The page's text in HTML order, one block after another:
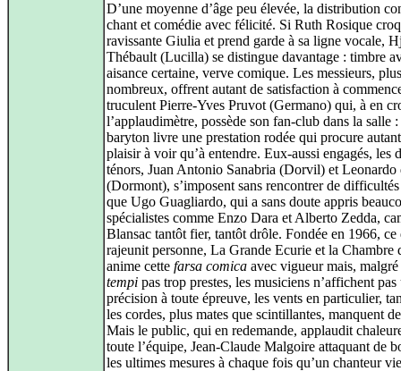
D’une moyenne d’âge peu élevée, la distribution
chant et comédie avec félicité. Si Ruth Rosique
ravissante Giulia et prend garde à sa ligne vocale,
Thébault (Lucilla) se distingue davantage : timbre
aisance certaine, verve comique. Les messieurs, plus
nombreux, offrent autant de satisfaction à
truculent Pierre-Yves Pruvot (Germano) qui, à en
l’applaudimètre, possède son fan-club dans la salle
baryton livre une prestation rodée qui procure
plaisir à voir qu’à entendre. Eux-aussi engagés, les
ténors, Juan Antonio Sanabria (Dorvil) et Leonardo
(Dormont), s’imposent sans rencontrer de
que Ugo Guagliardo, qui a sans doute appris
spécialistes comme Enzo Dara et Alberto Zedda,
Blansac tantôt fier, tantôt drôle. Fondée en 1966, ce
rajeunit personne, La Grande Ecurie et la Chambre
anime cette farsa comica avec vigueur mais, malgré
tempi pas trop prestes, les musiciens n’affichent pas
précision à toute épreuve, les vents en particulier,
les cordes, plus mates que scintillantes, manquent
Mais le public, qui en redemande, applaudit
toute l’équipe, Jean-Claude Malgoire attaquant de
les ultimes mesures à chaque fois qu’un chanteur